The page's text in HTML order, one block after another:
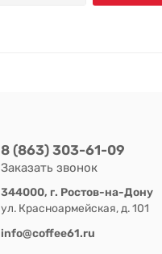
8 (863) 303-61-09
Заказать звонок
344000, г. Ростов-на-Дону
ул. Красноармейская, д. 101
info@coffee61.ru